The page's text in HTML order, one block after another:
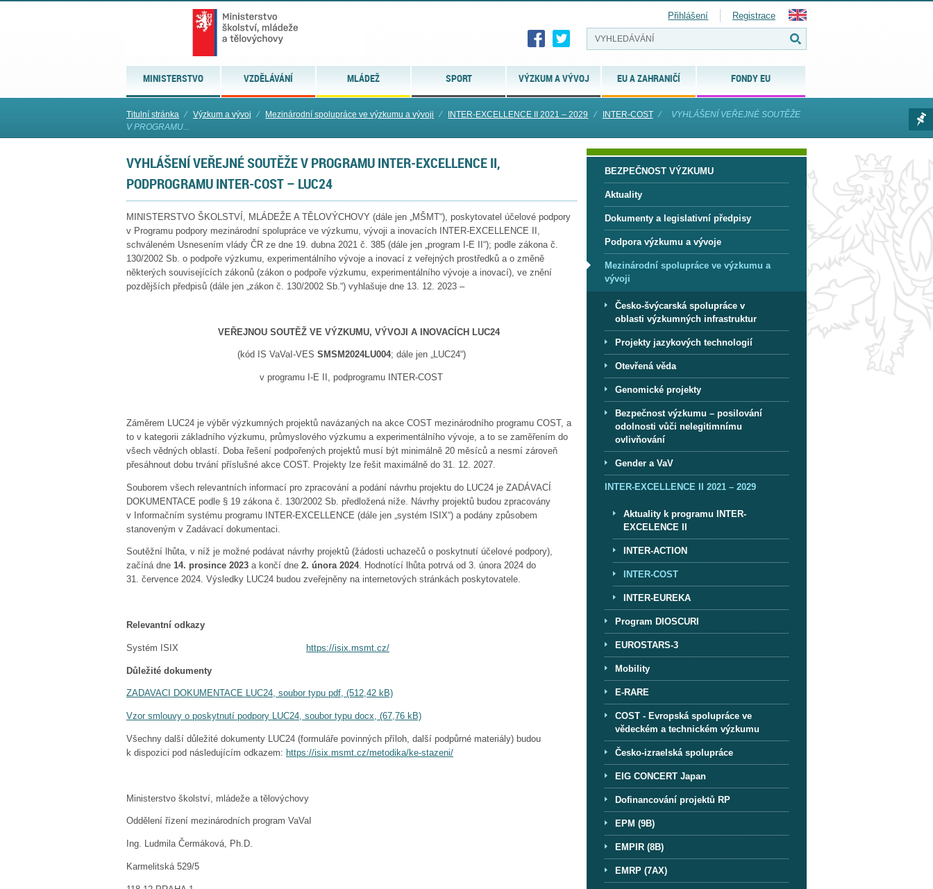
MINISTERSTVO VZDĚLÁVÁNÍ MLÁDEŽ SPORT VÝZKUM A VÝVOJ EU A ZAHRANIČÍ FONDY EU
Přihlášení Registrace
Titulní stránka ⁄ Výzkum a vývoj ⁄ Mezinárodní spolupráce ve výzkumu a vývoji ⁄ INTER-EXCELLENCE II 2021 – 2029 ⁄ INTER-COST ⁄
VYHLÁŠENÍ VEŘEJNÉ SOUTĚŽE
V PROGRAMU...
VYHLÁŠENÍ VEŘEJNÉ SOUTĚŽE V PROGRAMU INTER-EXCELLENCE II,
PODPROGRAMU INTER-COST – LUC24
MINISTERSTVO ŠKOLSTVÍ, MLÁDEŽE A TĚLOVÝCHOVY (dále jen „MŠMT“), poskytovatel účelové podpory
v Programu podpory mezinárodní spolupráce ve výzkumu, vývoji a inovacích INTER-EXCELLENCE II,
schváleném Usnesením vlády ČR ze dne 19. dubna 2021 č. 385 (dále jen „program I-E II“); podle zákona č.
130/2002 Sb. o podpoře výzkumu, experimentálního vývoje a inovací z veřejných prostředků a o změně
některých souvisejících zákonů (zákon o podpoře výzkumu, experimentálního vývoje a inovací), ve znění
pozdějších předpisů (dále jen „zákon č. 130/2002 Sb.“) vyhlašuje dne 13. 12. 2023 –
VEŘEJNOU SOUTĚŽ VE VÝZKUMU, VÝVOJI A INOVACÍCH LUC24
(kód IS VaVaI-VES SMSM2024LU004; dále jen „LUC24“)
v programu I-E II, podprogramu INTER-COST
Záměrem LUC24 je výběr výzkumných projektů navázaných na akce COST mezinárodního programu COST, a
to v kategorii základního výzkumu, průmyslového výzkumu a experimentálního vývoje, a to se zaměřením do
všech vědných oblastí. Doba řešení podpořených projektů musí být minimálně 20 měsíců a nesmí zároveň
přesáhnout dobu trvání příslušné akce COST. Projekty lze řešit maximálně do 31. 12. 2027.
Souborem všech relevantních informací pro zpracování a podání návrhu projektu do LUC24 je ZADÁVACÍ
DOKUMENTACE podle § 19 zákona č. 130/2002 Sb. předložená níže. Návrhy projektů budou zpracovány
v Informačním systému programu INTER-EXCELLENCE (dále jen „systém ISIX“) a podány způsobem
stanoveným v Zadávací dokumentaci.
Soutěžní lhůta, v níž je možné podávat návrhy projektů (žádosti uchazečů o poskytnutí účelové podpory),
začíná dne 14. prosince 2023 a končí dne 2. února 2024. Hodnotící lhůta potrvá od 3. února 2024 do
31. července 2024. Výsledky LUC24 budou zveřejněny na internetových stránkách poskytovatele.
Relevantní odkazy
Systém ISIX https://isix.msmt.cz/
Důležité dokumenty
ZADAVACI DOKUMENTACE LUC24, soubor typu pdf, (512,42 kB)
Vzor smlouvy o poskytnutí podpory LUC24, soubor typu docx, (67,76 kB)
Všechny další důležité dokumenty LUC24 (formuláře povinných příloh, další podpůrné materiály) budou
k dispozici pod následujícím odkazem: https://isix.msmt.cz/metodika/ke-stazeni/
Ministerstvo školství, mládeže a tělovýchovy
Oddělení řízení mezinárodních program VaVaI
Ing. Ludmila Čermáková, Ph.D.
Karmelitská 529/5
BEZPEČNOST VÝZKUMU
Aktuality
Dokumenty a legislativní předpisy
Podpora výzkumu a vývoje
Mezinárodní spolupráce ve výzkumu a
vývoji
Česko-švýcarská spolupráce v
oblasti výzkumných infrastruktur
Projekty jazykových technologií
Otevřená věda
Genomické projekty
Bezpečnost výzkumu – posilování
odolnosti vůči nelegitimnímu
ovlivňování
Gender a VaV
INTER-EXCELLENCE II 2021 – 2029
Aktuality k programu INTER-
EXCELENCE II
INTER-ACTION
INTER-COST
INTER-EUREKA
Program DIOSCURI
EUROSTARS-3
Mobility
E-RARE
COST - Evropská spolupráce ve
vědeckém a technickém výzkumu
Česko-izraelská spolupráce
EIG CONCERT Japan
Dofinancování projektů RP
EPM (9B)
EMPIR (8B)
EMRP (7AX)